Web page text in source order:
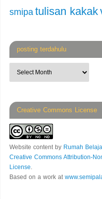
smipa tulisan kakak
posting terdahulu
Creative Commons License
Website contentby Rumah
Creative Commons Attribution-
License.
Based on a work at